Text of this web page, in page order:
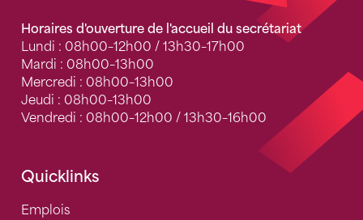
Horaires d'ouverture de l'accueil du secrétariat
Lundi : 08h00–12h00 / 13h30–17h00
Mardi : 08h00–13h00
Mercredi : 08h00–13h00
Jeudi : 08h00–13h00
Vendredi : 08h00–12h00 / 13h30–16h00
Quicklinks
Emplois